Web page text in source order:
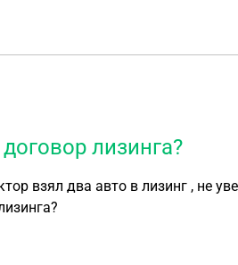
лизинга?
взял два авто в лизинг , не